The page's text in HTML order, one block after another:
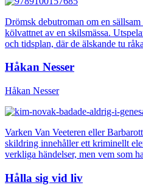
Drömsk debutroman om en
kölvattnet av en skilsmässa.
och tidsplan, där de älskande tu
Håkan Nesser
Håkan Nesser
Varken Van Veeteren eller
skildring innehåller ett kriminellt
verkliga händelser, men vem som
Hålla sig vid liv